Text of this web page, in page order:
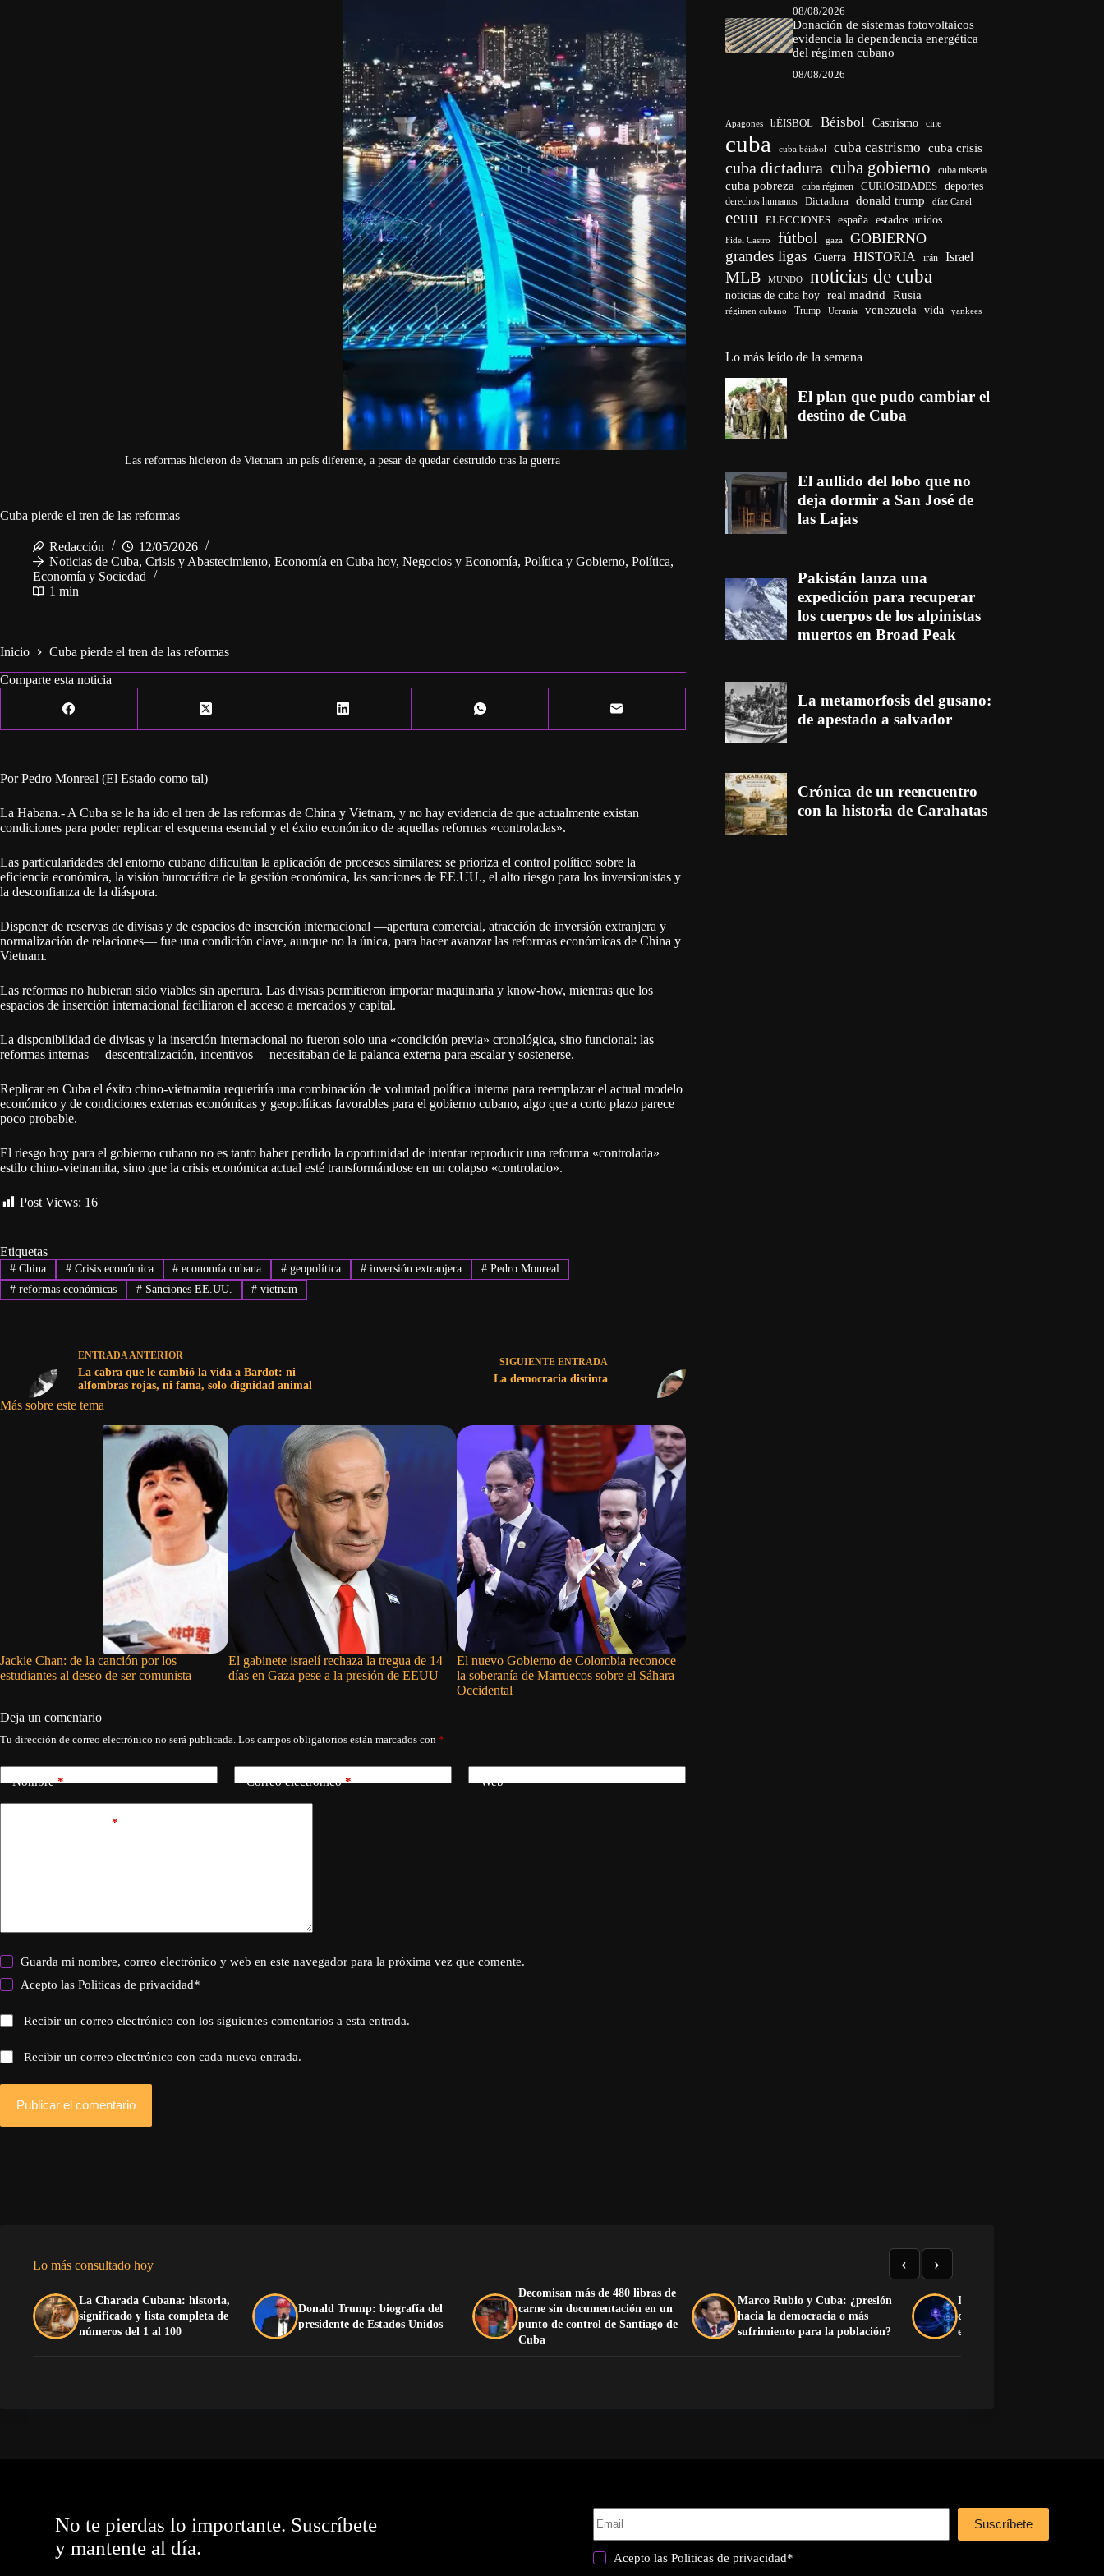
Las reformas hicieron de Vietnam un país diferente, a pesar de quedar destruido tras la guerra
Cuba pierde el tren de las reformas
Redacción
12/05/2026
Noticias de Cuba, Crisis y Abastecimiento, Economía en Cuba hoy, Negocios y Economía, Política y Gobierno, Política,
Economía y Sociedad
1 min
Inicio
Cuba pierde el tren de las reformas
Comparte esta noticia
Por Pedro Monreal (El Estado como tal)
La Habana.- A Cuba se le ha ido el tren de las reformas de China y Vietnam, y no hay evidencia de que actualmente existan
condiciones para poder replicar el esquema esencial y el éxito económico de aquellas reformas «controladas».
Las particularidades del entorno cubano dificultan la aplicación de procesos similares: se prioriza el control político sobre la
eficiencia económica, la visión burocrática de la gestión económica, las sanciones de EE.UU., el alto riesgo para los inversionistas y
la desconfianza de la diáspora.
Disponer de reservas de divisas y de espacios de inserción internacional —apertura comercial, atracción de inversión extranjera y
normalización de relaciones— fue una condición clave, aunque no la única, para hacer avanzar las reformas económicas de China y
Vietnam.
Las reformas no hubieran sido viables sin apertura. Las divisas permitieron importar maquinaria y know-how, mientras que los
espacios de inserción internacional facilitaron el acceso a mercados y capital.
La disponibilidad de divisas y la inserción internacional no fueron solo una «condición previa» cronológica, sino funcional: las
reformas internas —descentralización, incentivos— necesitaban de la palanca externa para escalar y sostenerse.
Replicar en Cuba el éxito chino-vietnamita requeriría una combinación de voluntad política interna para reemplazar el actual modelo
económico y de condiciones externas económicas y geopolíticas favorables para el gobierno cubano, algo que a corto plazo parece
poco probable.
El riesgo hoy para el gobierno cubano no es tanto haber perdido la oportunidad de intentar reproducir una reforma «controlada»
estilo chino-vietnamita, sino que la crisis económica actual esté transformándose en un colapso «controlado».
Post Views: 16
Etiquetas
#China #Crisis económica # economía cubana # geopolítica # inversión extranjera #Pedro Monreal
#reformas económicas #Sanciones EE.UU. # vietnam
ENTRADA ANTERIOR
La cabra que le cambió la vida a Bardot: ni
alfombras rojas, ni fama, solo dignidad animal
SIGUIENTE ENTRADA
La democracia distinta
Más sobre este tema
Jackie Chan: de la canción por los
estudiantes al deseo de ser comunista
El gabinete israelí rechaza la tregua de 14
días en Gaza pese a la presión de EEUU
El nuevo Gobierno de Colombia reconoce
la soberanía de Marruecos sobre el Sáhara
Occidental
Deja un comentario
Tu dirección de correo electrónico no será publicada. Los campos obligatorios están marcados con *
Nombre* Correo electrónico* Web
*
Guarda mi nombre, correo electrónico y web en este navegador para la próxima vez que comente.
Acepto lasPoliticas de privacidad*
Recibir un correo electrónico con los siguientes comentarios a esta entrada.
Recibir un correo electrónico con cada nueva entrada.
Publicar el comentario
08/08/2026
Donación de sistemas fotovoltaicos
evidencia la dependencia energética
del régimen cubano
08/08/2026
Apagones bÉISBOL Béisbol Castrismo cine
cuba cuba béisbol cuba castrismo cuba crisis
cuba dictadura cuba gobierno cuba miseria
cuba pobreza cuba régimen CURIOSIDADES deportes
derechos humanos Dictadura donald trump díaz Canel
eeuu ELECCIONES españa estados unidos
Fidel Castro fútbol gaza GOBIERNO
grandes ligas Guerra HISTORIA irán Israel
MLB MUNDO noticias de cuba
noticias de cuba hoy real madrid Rusia
régimen cubano Trump Ucrania venezuela vida yankees
Lo más leído de la semana
Lo más consultado hoy
La Charada Cubana: historia,
significado y lista completa de
números del 1 al 100
Donald Trump: biografía del
presidente de Estados Unidos
Decomisan más de 480 libras de
carne sin documentación en un
punto de control de Santiago de
Cuba
Marco Rubio y Cuba: ¿presión
hacia la democracia o más
sufrimiento para la población?
Los modelos chinos de IA que
compiten por inteligencia,
eficiencia y precio
‹ ›
No te pierdas lo importante. Suscríbete
y mantente al día.
Suscríbete
Acepto lasPoliticas de privacidad*